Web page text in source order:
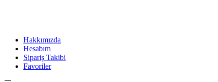
Hakkımızda
Hesabım
Sipariş Takibi
Favoriler